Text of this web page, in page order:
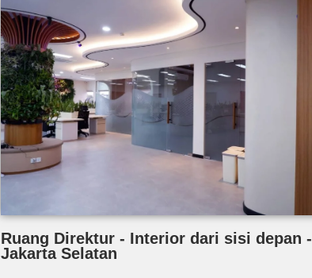
Ruang Direktur - Interior dari sisi depan -
Jakarta Selatan